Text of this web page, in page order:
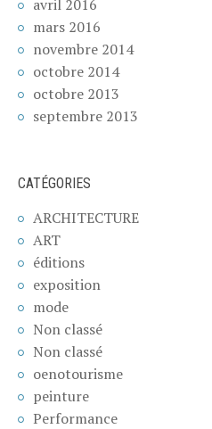
avril 2016
mars 2016
novembre 2014
octobre 2014
octobre 2013
septembre 2013
CATÉGORIES
ARCHITECTURE
ART
éditions
exposition
mode
Non classé
Non classé
oenotourisme
peinture
Performance